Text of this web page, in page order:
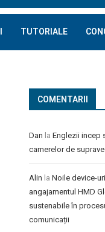
TUTORIALE
COMENTARII
Dan la Englezii incep
camerelor de
Alin la Noile device-
angajamentul HMD
sustenabile în
comunicații